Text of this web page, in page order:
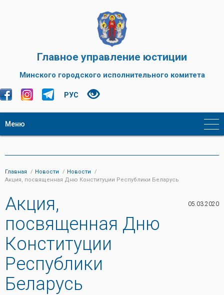
Главное управление юстиции
Минского городского исполнительного комитета
РУС
Меню
Главная Новости
Новости
Акция, посвященная Дню Конституции Республики Беларусь
Акция,
посвященная Дню
Конституции
Республики
Беларусь
05.03.2020